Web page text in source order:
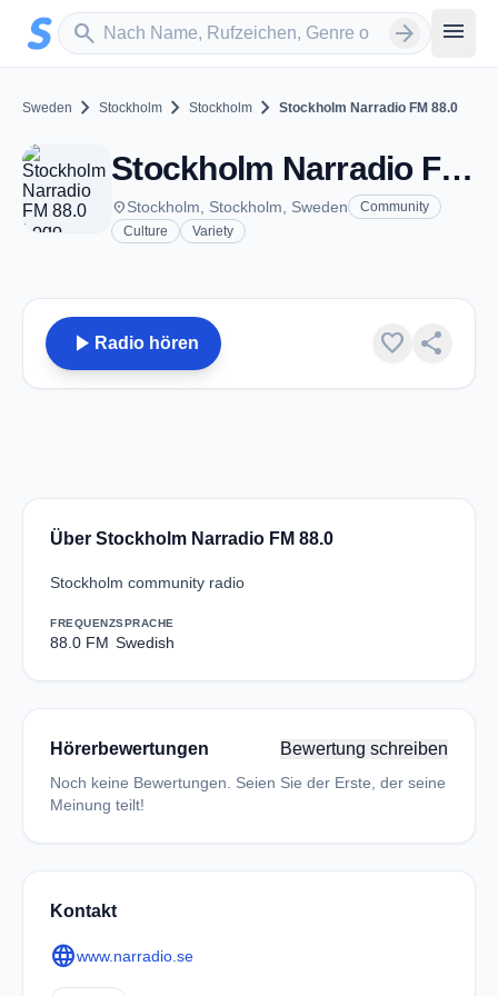
Zum Hauptinhalt springen
search
Sender suchen arrow_forward menu
Sweden chevron_right Stockholm chevron_right Stockholm chevron_right Stockholm Narradio FM 88.0
Stockholm Narradio FM 88.0 - FM 88.0 - Stockholm
placeStockholm, Stockholm, Sweden
Community
Culture
Variety
play_arrow Radio hören favorite share
Über Stockholm Narradio FM 88.0
Stockholm community radio
FREQUENZ
88.0 FM
SPRACHE
Swedish
Hörerbewertungen Bewertung schreiben
Noch keine Bewertungen. Seien Sie der Erste, der seine
Meinung teilt!
Kontakt
languagewww.narradio.se